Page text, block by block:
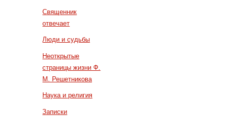
Священник
отвечает
Люди и судьбы
Неоткрытые
страницы жизни Ф.
М. Решетникова
Наука и религия
Записки